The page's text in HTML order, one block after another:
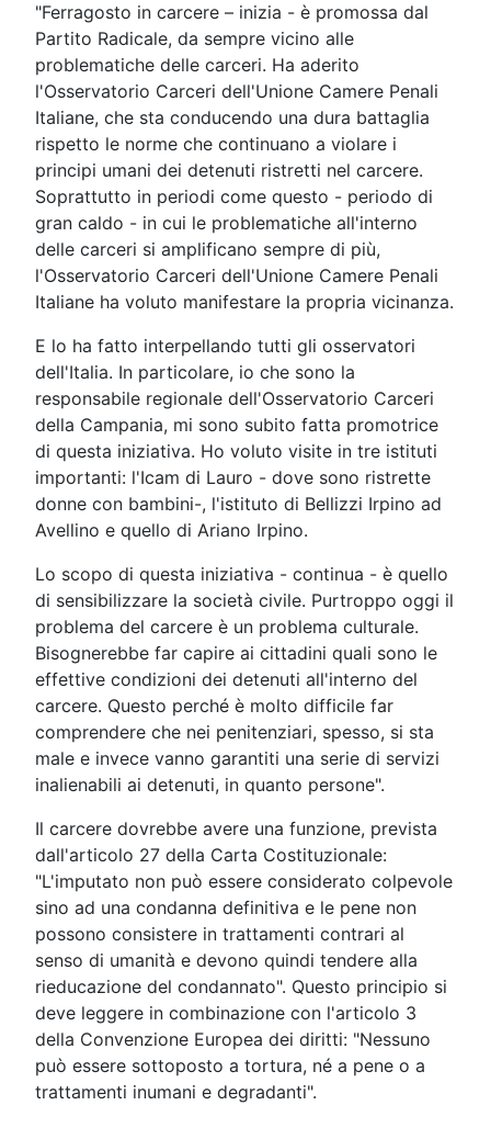
"Ferragosto in carcere – inizia - è promossa dal
Partito Radicale, da sempre vicino alle
problematiche delle carceri. Ha aderito
l'Osservatorio Carceri dell'Unione Camere Penali
Italiane, che sta conducendo una dura battaglia
rispetto le norme che continuano a violare i
principi umani dei detenuti ristretti nel carcere.
Soprattutto in periodi come questo - periodo di
gran caldo - in cui le problematiche all'interno
delle carceri si amplificano sempre di più,
l'Osservatorio Carceri dell'Unione Camere Penali
Italiane ha voluto manifestare la propria vicinanza.
E lo ha fatto interpellando tutti gli osservatori
dell'Italia. In particolare, io che sono la
responsabile regionale dell'Osservatorio Carceri
della Campania, mi sono subito fatta promotrice
di questa iniziativa. Ho voluto visite in tre istituti
importanti: l'Icam di Lauro - dove sono ristrette
donne con bambini-, l'istituto di Bellizzi Irpino ad
Avellino e quello di Ariano Irpino.
Lo scopo di questa iniziativa - continua - è quello
di sensibilizzare la società civile. Purtroppo oggi il
problema del carcere è un problema culturale.
Bisognerebbe far capire ai cittadini quali sono le
effettive condizioni dei detenuti all'interno del
carcere. Questo perché è molto difficile far
comprendere che nei penitenziari, spesso, si sta
male e invece vanno garantiti una serie di servizi
inalienabili ai detenuti, in quanto persone".
Il carcere dovrebbe avere una funzione, prevista
dall'articolo 27 della Carta Costituzionale:
"L'imputato non può essere considerato colpevole
sino ad una condanna definitiva e le pene non
possono consistere in trattamenti contrari al
senso di umanità e devono quindi tendere alla
rieducazione del condannato". Questo principio si
deve leggere in combinazione con l'articolo 3
della Convenzione Europea dei diritti: "Nessuno
può essere sottoposto a tortura, né a pene o a
trattamenti inumani e degradanti".